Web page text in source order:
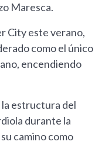
Maresca.
City este verano,
como el único
encendiendo
estructura del
durante la
camino como